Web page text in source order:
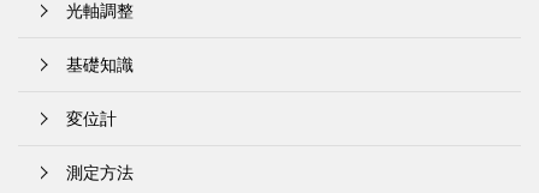
光軸調整
基礎知識
変位計
測定方法